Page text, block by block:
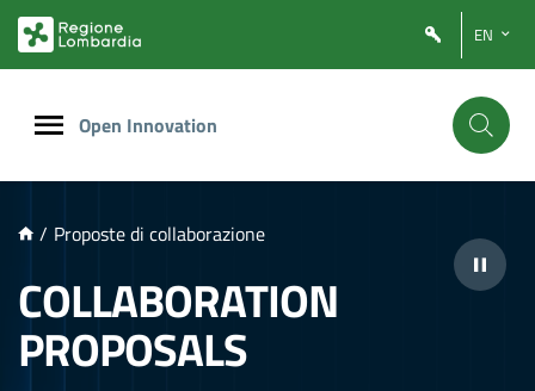
PRINCIPALE
EN
Open Innovation
/ Proposte di collaborazione
COLLABORATION
PROPOSALS